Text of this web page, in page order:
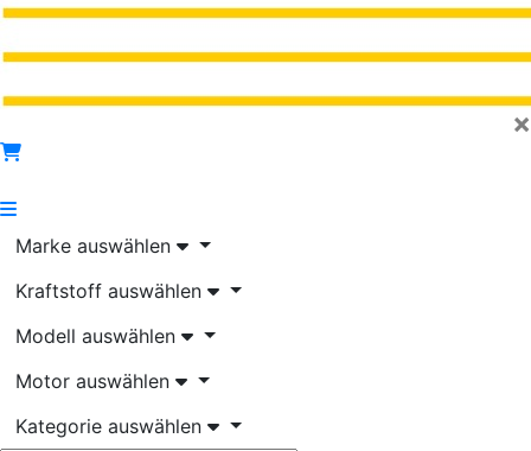
×
Marke auswählen
Kraftstoff auswählen
Modell auswählen
Motor auswählen
Kategorie auswählen